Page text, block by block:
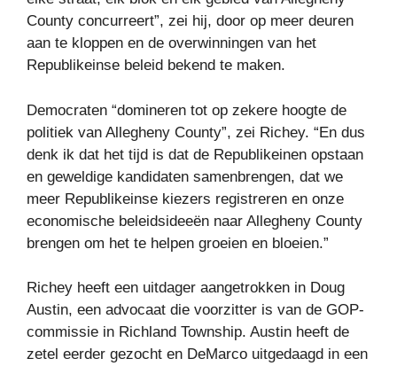
County concurreert”, zei hij, door op meer deuren
aan te kloppen en de overwinningen van het
Republikeinse beleid bekend te maken.
Democraten “domineren tot op zekere hoogte de
politiek van Allegheny County”, zei Richey. “En dus
denk ik dat het tijd is dat de Republikeinen opstaan ​​
en geweldige kandidaten samenbrengen, dat we
meer Republikeinse kiezers registreren en onze
economische beleidsideeën naar Allegheny County
brengen om het te helpen groeien en bloeien.”
Richey heeft een uitdager aangetrokken in Doug
Austin, een advocaat die voorzitter is van de GOP-
commissie in Richland Township. Austin heeft de
zetel eerder gezocht en DeMarco uitgedaagd in een